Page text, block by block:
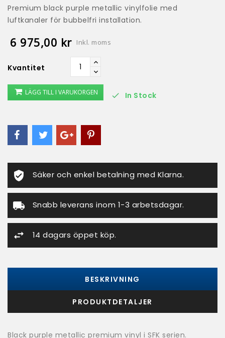
Premium black purple metallic vinylfolie med
luftkanaler för bubbelfri installation.
6 975,00 kr Inkl. moms
Kvantitet
LÄGG TILL I VARUKORGEN  In Stock
Säker och enkel betalning med Klarna.
Snabb leverans inom 1-3 arbetsdagar.
14 dagars öppet köp.
BESKRIVNING
PRODUKTDETALJER
Black purple metallic premium vinyl i SFK serien.